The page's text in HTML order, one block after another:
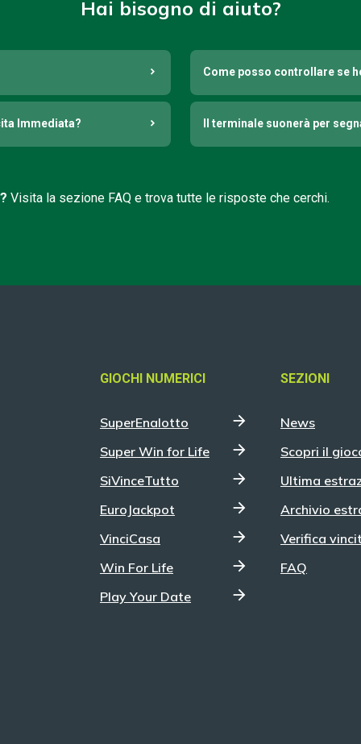
Hai bisogno di aiuto?
Come posso controllare se
Immediata? Il terminale suonerà per
Visita la sezione FAQ e trova tutte le risposte che cerchi.
GIOCHI NUMERICI
SuperEnalotto
Super Win for Life
SiVinceTutto
EuroJackpot
VinciCasa
Win For Life
Play Your Date
SEZIONI
News
Scopri il
Ultima
Archivio
Verifica
FAQ